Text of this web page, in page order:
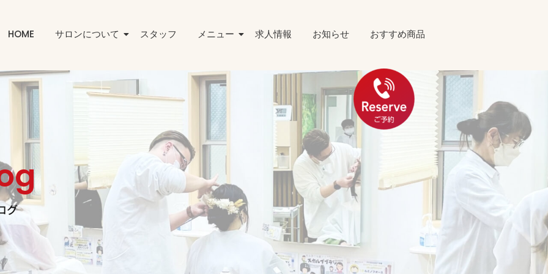
HOME サロンについて スタッフ メニュー 求人情報 お知らせ おすすめ商品
グ